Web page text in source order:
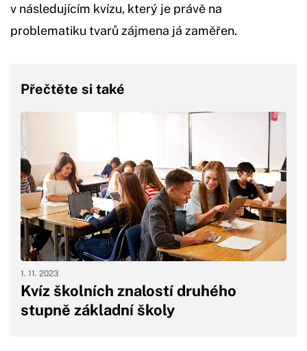
v následujícím kvízu, který je právě na
problematiku tvarů zájmena já zaměřen.
Přečtěte si také
Kvíz školních znalostí druhého
stupně základní školy
1. 11. 2023